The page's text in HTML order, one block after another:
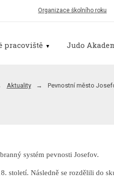
Organizace školního roku
pracoviště Judo
Aktuality Pevnostní město
systém pevnosti Josefov.
Následně se rozdělili do